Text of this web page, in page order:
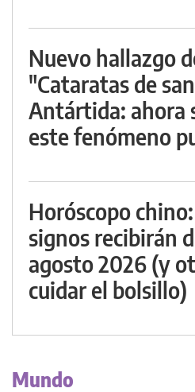
Nuevo hallazgo
"Cataratas de
Antártida: ahora
este fenómeno
Horóscopo
signos recibirán
agosto 2026 (y
cuidar el bolsillo)
Mundo